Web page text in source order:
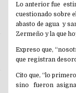
Lo anterior fue
cuestionado sobre
abasto de agua y
Zermeño y la que
Expreso que,
que registran
Cito que, “lo
sino fueron